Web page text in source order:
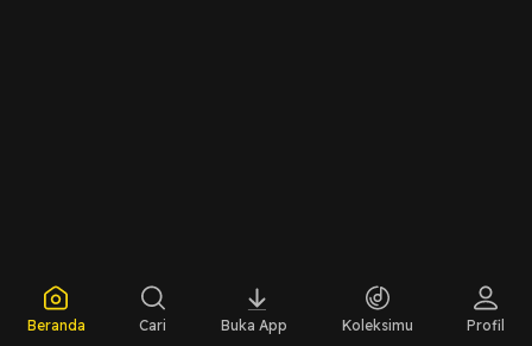
Beranda Cari Buka App Koleksimu Profil